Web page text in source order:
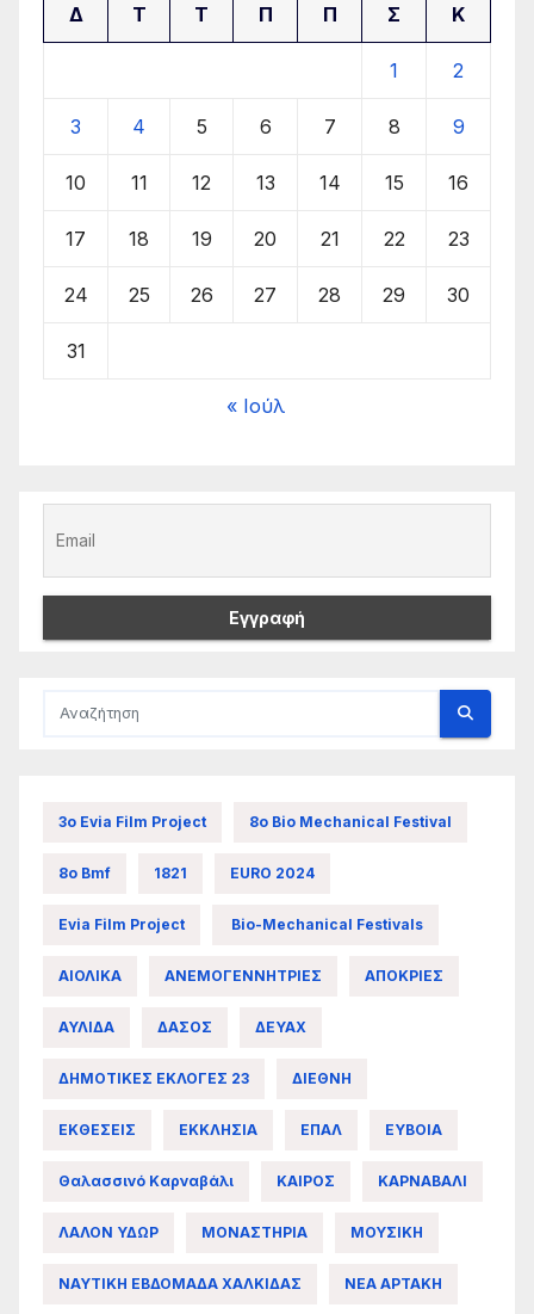
Δ Τ Τ Π Π Σ Κ
1 2
3 4 5 6 7 8 9
10 11 12 13 14 15 16
17 18 19 20 21 22 23
24 25 26 27 28 29 30
31
« Ιούλ
3ο Evia Film Project 8ο Bio Mechanical Festival
8ο Bmf 1821 EURO 2024
Evia Film Project Bio-Mechanical Festivals
ΑΙΟΛΙΚΑ ΑΝΕΜΟΓΕΝΝΗΤΡΙΕΣ ΑΠΟΚΡΙΕΣ
ΑΥΛΙΔΑ ΔΑΣΟΣ ΔΕΥΑΧ
ΔΗΜΟΤΙΚΕΣ ΕΚΛΟΓΕΣ 23 ΔΙΕΘΝΗ
ΕΚΘΕΣΕΙΣ ΕΚΚΛΗΣΙΑ ΕΠΑΛ ΕΥΒΟΙΑ
Θαλασσινό Καρναβάλι ΚΑΙΡΟΣ ΚΑΡΝΑΒΑΛΙ
ΛΑΛΟΝ ΥΔΩΡ ΜΟΝΑΣΤΗΡΙΑ ΜΟΥΣΙΚΗ
ΝΑΥΤΙΚΗ ΕΒΔΟΜΑΔΑ ΧΑΛΚΙΔΑΣ ΝΕΑ ΑΡΤΑΚΗ